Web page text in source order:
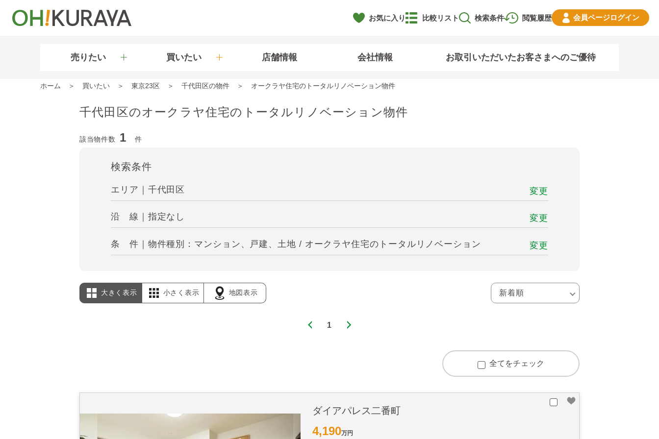
お気に入り 閲覧履歴
比較リスト 検索条件 会員ページログイン
売りたい 買いたい 店舗情報 会社情報 お取引いただいたお客さまへのご優待
ホーム 買いたい 東京23区 千代田区の物件 オークラヤ住宅のトータルリノベーション物件
千代田区のオークラヤ住宅のトータルリノベーション物件
該当物件数 1 件
検索条件
エリア｜千代田区 変更
沿 線｜指定なし 変更
条 件｜物件種別：マンション、戸建、土地 / オークラヤ住宅のトータルリノベーション 変更
大きく表示 小さく表示 地図表示
1
全てをチェック
ダイアパレス二番町
4,190万円